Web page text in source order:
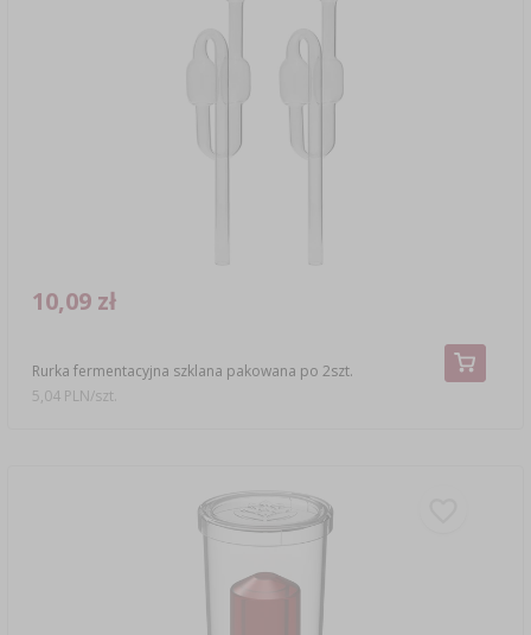
Rurka fermentacyjna szklana pakowana po 2szt.
10,09 zł
5,04 PLN/szt.